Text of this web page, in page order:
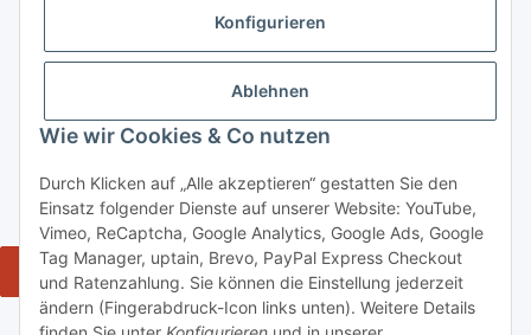
Konfigurieren
Ablehnen
Wie wir Cookies & Co nutzen
Durch Klicken auf „Alle akzeptieren“ gestatten Sie den
Einsatz folgender Dienste auf unserer Website: YouTube,
Vimeo, ReCaptcha, Google Analytics, Google Ads, Google
Tag Manager, uptain, Brevo, PayPal Express Checkout
und Ratenzahlung. Sie können die Einstellung jederzeit
ändern (Fingerabdruck-Icon links unten). Weitere Details
Gesetzliche Informationen
Informationen
Widerrufsbutton
* Alle Preise inkl. gesetzlicher USt., zzgl. Versand 5,50€, ab 120€